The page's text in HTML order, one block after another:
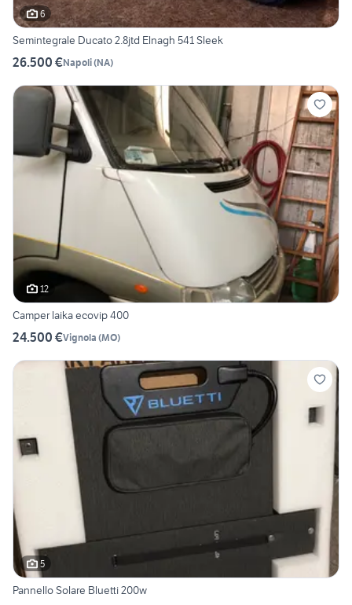
6
Semintegrale Ducato 2.8jtd Elnagh 541 Sleek
26.500 €Napoli(NA)
12
Camper laika ecovip 400
24.500 €Vignola (MO)
5
Pannello Solare Bluetti 200w